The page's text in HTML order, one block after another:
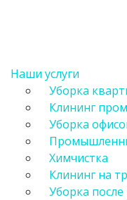
Наши услуги
Уборка
Клининг
Уборка
Химчистка
Клининг на
Уборка